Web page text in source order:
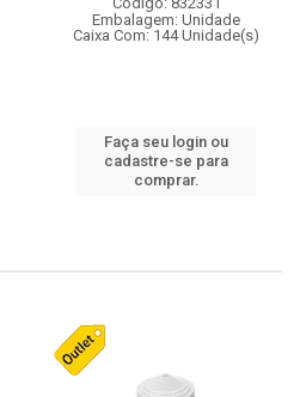
Embalagem: Unidade
Caixa Com: 144 Unidade(s)
Faça seu login ou
cadastre-se para
comprar.